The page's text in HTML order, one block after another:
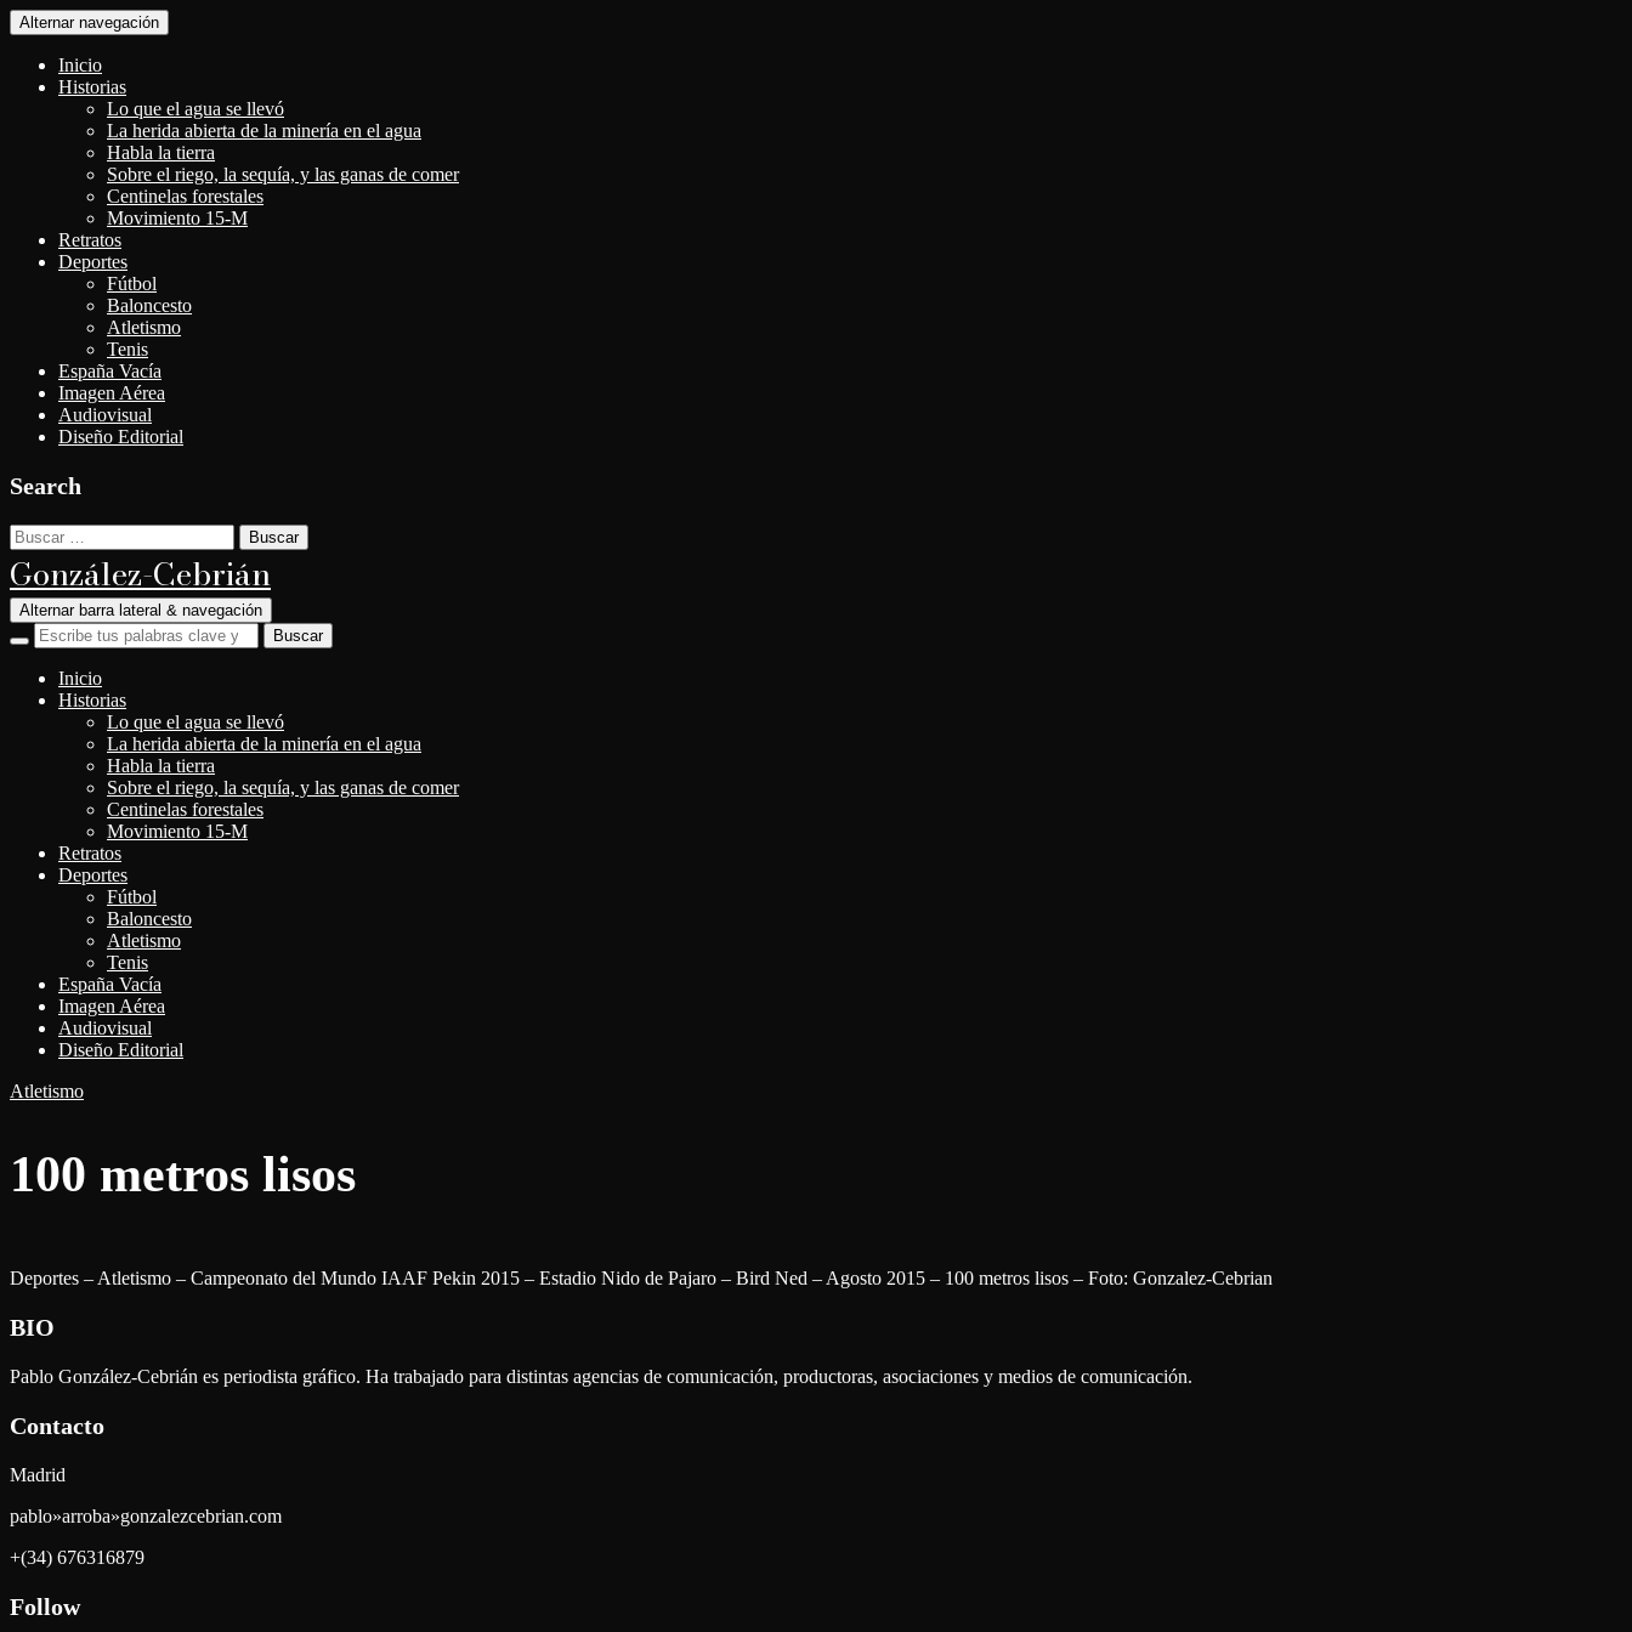
Alternar navegación
Inicio
Historias
Lo que el agua se llevó
La herida abierta de la minería en el agua
Habla la tierra
Sobre el riego, la sequía, y las ganas de comer
Centinelas forestales
Movimiento 15-M
Retratos
Deportes
Fútbol
Baloncesto
Atletismo
Tenis
España Vacía
Imagen Aérea
Audiovisual
Diseño Editorial
Search
Buscar:
González-Cebrián
Alternar barra lateral & navegación
Inicio
Historias
Lo que el agua se llevó
La herida abierta de la minería en el agua
Habla la tierra
Sobre el riego, la sequía, y las ganas de comer
Centinelas forestales
Movimiento 15-M
Retratos
Deportes
Fútbol
Baloncesto
Atletismo
Tenis
España Vacía
Imagen Aérea
Audiovisual
Diseño Editorial
Atletismo
100 metros lisos
Deportes – Atletismo – Campeonato del Mundo IAAF Pekin 2015 – Estadio Nido de Pajaro – Bird Ned – Agosto 2015 – 100 metros lisos – Foto: Gonzalez-Cebrian
BIO
Pablo González-Cebrián es periodista gráfico. Ha trabajado para distintas agencias de comunicación, productoras, asociaciones y medios de comunicación.
Contacto
Madrid
pablo»arroba»gonzalezcebrian.com
+(34) 676316879
Follow